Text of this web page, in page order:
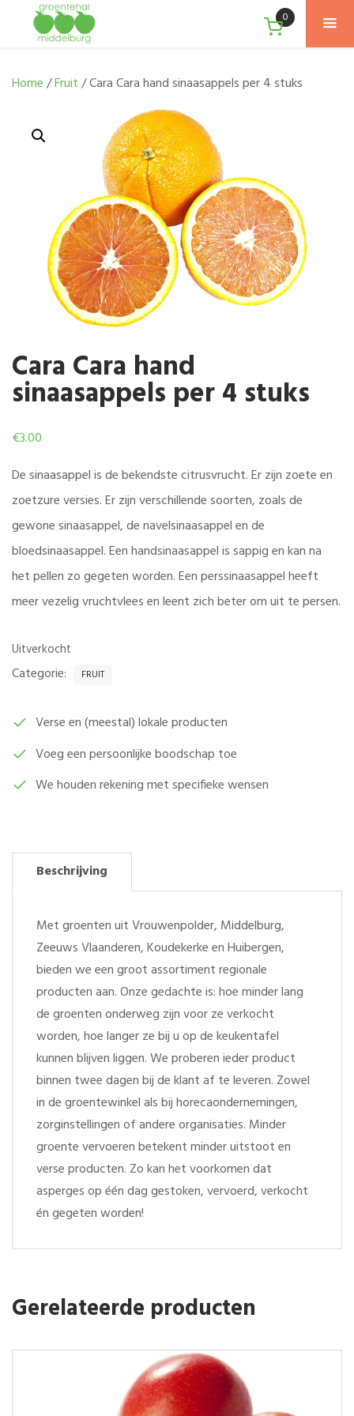
0
Home/Fruit/ Cara Cara hand sinaasappels per 4 stuks
Cara Cara hand
sinaasappels per 4 stuks
€3.00
De sinaasappel is de bekendste citrusvrucht. Er zijn zoete en
zoetzure versies. Er zijn verschillende soorten, zoals de
gewone sinaasappel, de navelsinaasappel en de
bloedsinaasappel. Een handsinaasappel is sappig en kan na
het pellen zo gegeten worden. Een perssinaasappel heeft
meer vezelig vruchtvlees en leent zich beter om uit te persen.
Uitverkocht
Categorie: FRUIT
Verse en (meestal) lokale producten
Voeg een persoonlijke boodschap toe
We houden rekening met specifieke wensen
Beschrijving
Met groenten uit Vrouwenpolder, Middelburg,
Zeeuws Vlaanderen, Koudekerke en Huibergen,
bieden we een groot assortiment regionale
producten aan. Onze gedachte is: hoe minder lang
de groenten onderweg zijn voor ze verkocht
worden, hoe langer ze bij u op de keukentafel
kunnen blijven liggen. We proberen ieder product
binnen twee dagen bij de klant af te leveren. Zowel
in de groentewinkel als bij horecaondernemingen,
zorginstellingen of andere organisaties. Minder
groente vervoeren betekent minder uitstoot en
verse producten. Zo kan het voorkomen dat
asperges op één dag gestoken, vervoerd, verkocht
én gegeten worden!
Gerelateerde producten